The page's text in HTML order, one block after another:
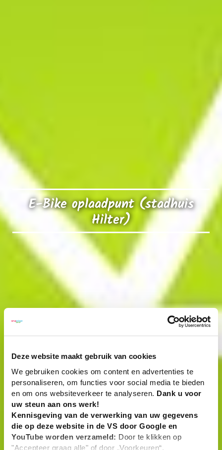
Deze website maakt gebruik van cookies
We gebruiken cookies om content en advertenties te
personaliseren, om functies voor social media te bieden
en om ons websiteverkeer te analyseren. Dank u voor
uw steun aan ons werk!
Kennisgeving van de verwerking van uw gegevens
die op deze website in de VS door Google en
YouTube worden verzameld: Door te klikken op
"Accepteer graag alle" of door „Voorkeuren“,
E-Bike oplaadpunt (stadhuis
Hilter)